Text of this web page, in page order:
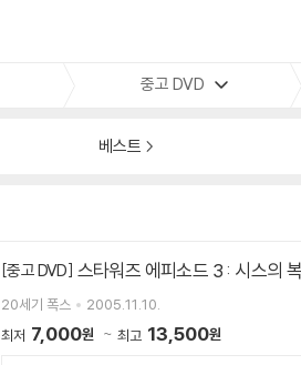
중고 DVD
베스트
[중고 DVD] 스타워즈 에피소드 3 : 시스의
20세기 폭스
2005.11.10.
최저 7,000원 최고 13,500원